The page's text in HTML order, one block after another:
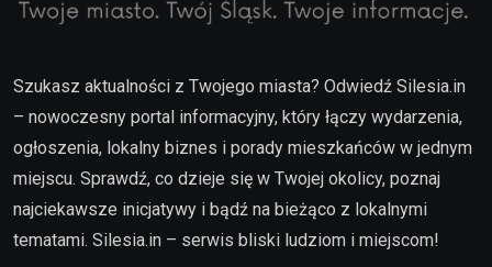
Szukasz aktualności z Twojego miasta? Odwiedź Silesia.in
– nowoczesny portal informacyjny, który łączy wydarzenia,
ogłoszenia, lokalny biznes i porady mieszkańców w jednym
miejscu. Sprawdź, co dzieje się w Twojej okolicy, poznaj
najciekawsze inicjatywy i bądź na bieżąco z lokalnymi
tematami. Silesia.in – serwis bliski ludziom i miejscom!